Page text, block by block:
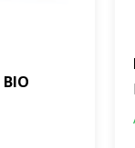
, der Ihnen